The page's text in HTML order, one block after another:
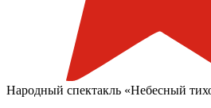
Народный спектакль «Небесный